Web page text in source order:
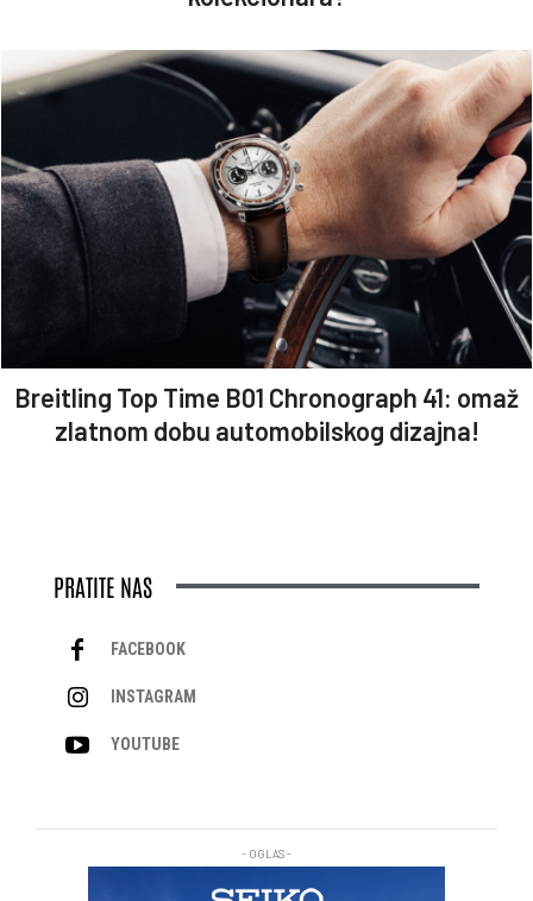
Breitling Top Time B01 Chronograph 41: omaž
zlatnom dobu automobilskog dizajna!
PRATITE NAS
FACEBOOK
INSTAGRAM
YOUTUBE
- OGLAS -